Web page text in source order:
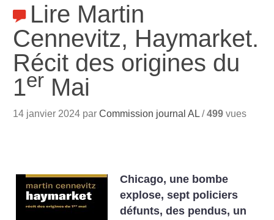
Lire Martin
Cennevitz, Haymarket.
Récit des origines du
1er Mai
14 janvier 2024 parCommission journal AL /499 vues
Chicago, une bombe
explose, sept policiers
défunts, des pendus, un